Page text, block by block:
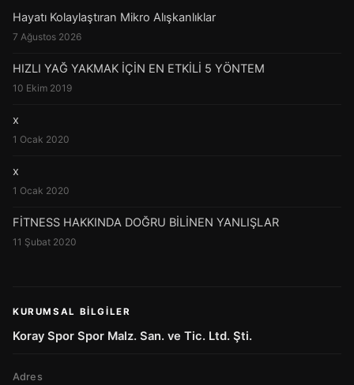
Hayatı Kolaylaştıran Mikro Alışkanlıklar
7 Ağustos 2026
HIZLI YAĞ YAKMAK İÇİN EN ETKİLİ 5 YÖNTEM
10 Ekim 2019
x
1 Ocak 2020
x
1 Ocak 2020
FİTNESS HAKKINDA DOĞRU BİLİNEN YANLIŞLAR
11 Şubat 2020
KURUMSAL BILGILER
Koray Spor Spor Malz. San. ve Tic. Ltd. Şti.
Adres